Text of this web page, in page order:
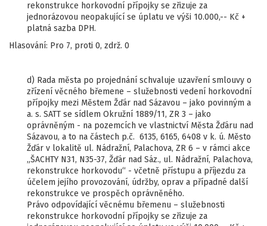
rekonstrukce horkovodní přípojky se zřizuje za
jednorázovou neopakující se úplatu ve výši 10.000,-- Kč +
platná sazba DPH.
Hlasování: Pro 7, proti 0, zdrž. 0
d) Rada města po projednání schvaluje uzavření smlouvy o
zřízení věcného břemene – služebnosti vedení horkovodní
přípojky mezi Městem Žďár nad Sázavou – jako povinným a
a. s. SATT se sídlem Okružní 1889/11, ZR 3 – jako
oprávněným - na pozemcích ve vlastnictví Města Žďáru nad
Sázavou, a to na částech p.č. 6135, 6165, 6408 v k. ú. Město
Žďár v lokalitě ul. Nádražní, Palachova, ZR 6 – v rámci akce
„ŠACHTY N31, N35-37, Žďár nad Sáz., ul. Nádražní, Palachova,
rekonstrukce horkovodu“ - včetně přístupu a příjezdu za
účelem jejího provozování, údržby, oprav a případné další
rekonstrukce ve prospěch oprávněného.
Právo odpovídající věcnému břemenu – služebnosti
rekonstrukce horkovodní přípojky se zřizuje za